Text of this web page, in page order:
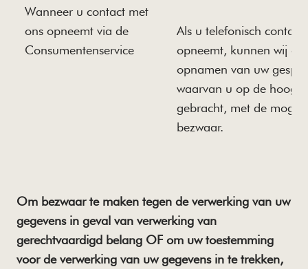
Wanneer u contact met
ons opneemt via de
Consumentenservice
Als u telefonisch contact
opneemt, kunnen wij
opnamen van uw
waarvan u op de
gebracht, met de
bezwaar.
Om bezwaar te maken tegen de verwerking van uw
gegevens in geval van verwerking van
gerechtvaardigd belang OF om uw toestemming
voor de verwerking van uw gegevens in te trekken,